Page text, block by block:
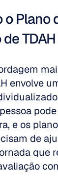
o Plano
envolve
e os
de
que